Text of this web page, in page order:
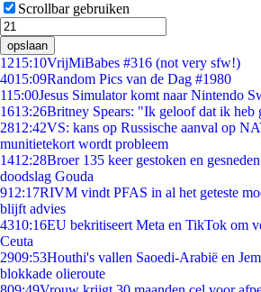
Scrollbar gebruiken
opslaan
1215:10VrijMiBabes #316 (not very sfw!)
4015:09Random Pics van de Dag #1980
115:00Jesus Simulator komt naar Nintendo
1613:26Britney Spears: "Ik geloof dat ik heb
2812:42VS: kans op Russische aanval op
munitietekort wordt probleem
1412:28Broer 135 keer gestoken en
doodslag Gouda
912:17RIVM vindt PFAS in al het geteste
blijft advies
4310:16EU bekritiseert Meta en TikTok om
Ceuta
2909:53Houthi's vallen Saoedi-Arabië en
blokkade olieroute